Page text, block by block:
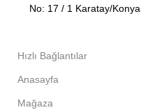
No: 17 / 1 Karatay/Konya
Hızlı Bağlantılar
Anasayfa
Mağaza